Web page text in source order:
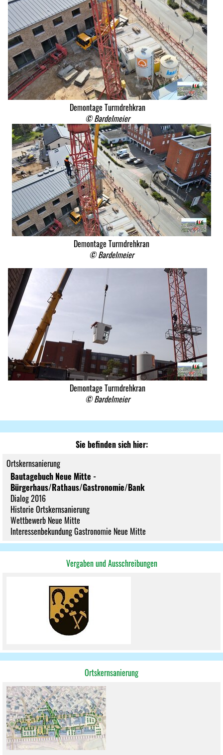
Demontage Turmdrehkran
© Bardelmeier
Demontage Turmdrehkran
© Bardelmeier
Demontage Turmdrehkran
© Bardelmeier
Sie befinden sich hier:
Ortskernsanierung
Bautagebuch Neue Mitte -
Bürgerhaus/Rathaus/Gastronomie/Bank
Dialog 2016
Historie Ortskernsanierung
Wettbewerb Neue Mitte
Interessenbekundung Gastronomie Neue Mitte
Vergaben und Ausschreibungen
Ortskernsanierung